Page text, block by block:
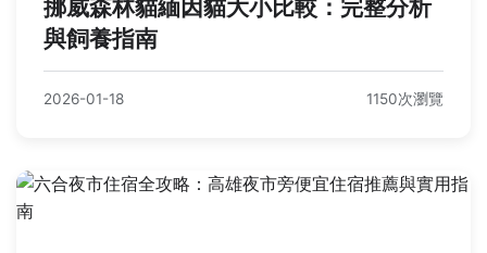
挪威森林貓緬因貓大小比較：完整分析
與飼養指南
2026-01-18 1150次瀏覽